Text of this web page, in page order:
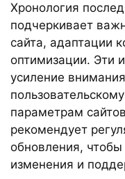
Хронология
подчеркивает
сайта, адаптации
оптимизации. Эти
усиление
параметрам
рекомендует
обновления, чтобы
изменения и